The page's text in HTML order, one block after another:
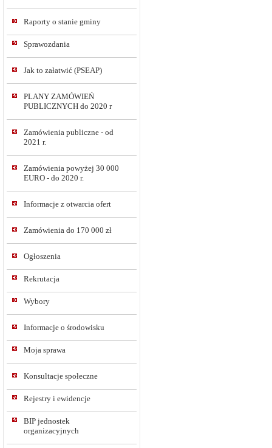
Raporty o stanie gminy
Sprawozdania
Jak to załatwić (PSEAP)
PLANY ZAMÓWIEŃ
PUBLICZNYCH do 2020 r
Zamówienia publiczne - od
2021 r.
Zamówienia powyżej 30 000
EURO - do 2020 r.
Informacje z otwarcia ofert
Zamówienia do 170 000 zł
Ogłoszenia
Rekrutacja
Wybory
Informacje o środowisku
Moja sprawa
Konsultacje społeczne
Rejestry i ewidencje
BIP jednostek
organizacyjnych